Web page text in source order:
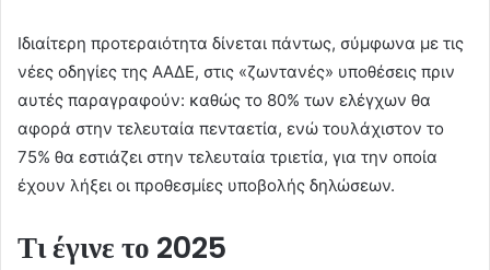
Ιδιαίτερη προτεραιότητα δίνεται πάντως, σύμφωνα με τις
νέες οδηγίες της ΑΑΔΕ, στις «ζωντανές» υποθέσεις πριν
αυτές παραγραφούν: καθώς το 80% των ελέγχων θα
αφορά στην τελευταία πενταετία, ενώ τουλάχιστον το
75% θα εστιάζει στην τελευταία τριετία, για την οποία
έχουν λήξει οι προθεσμίες υποβολής δηλώσεων.
Τι έγινε το 2025